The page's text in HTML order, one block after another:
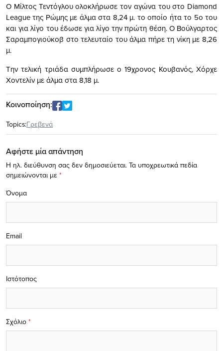
Ο Μίλτος Τεντόγλου ολοκλήρωσε τον αγώνα του στο Diamond
League της Ρώμης με άλμα στα 8,24 μ. το οποίο ήτα το 5ο του
και για λίγο του έδωσε για λίγο την πρώτη θέση. Ο Βούλγαρτος
Σαραμπογιούκοβ στο τελευταίο του άλμα πήρε τη νίκη με 8,26
μ.
Την τελική τριάδα συμπλήρωσε ο 19χρονος Κουβανός, Χόρχε
Χοντελίν με άλμα στα 8,18 μ.
Κοινοποίηση:
Topics:Γρεβενά
Αφήστε μία απάντηση
Η ηλ. διεύθυνση σας δεν δημοσιεύεται. Τα υποχρεωτικά πεδία
σημειώνονται με *
Σχόλιο *
Όνομα
Email
Ιστότοπος